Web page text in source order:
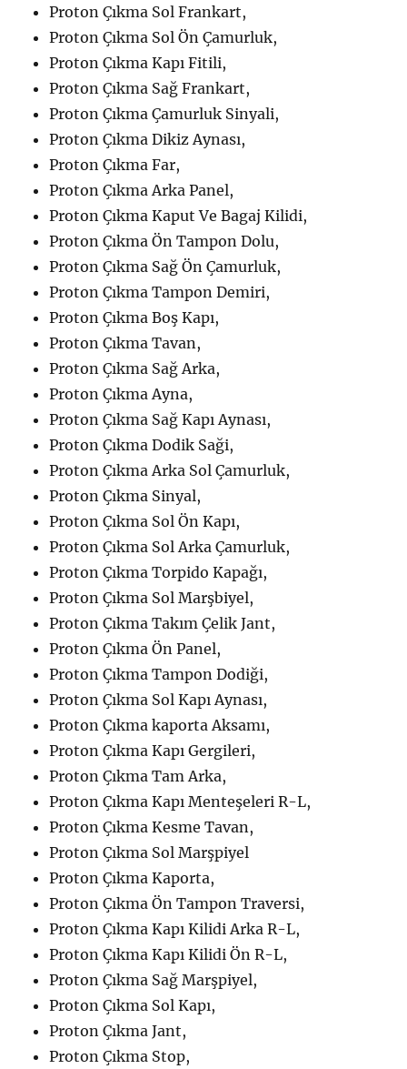
Proton Çıkma Sol Frankart,
Proton Çıkma Sol Ön Çamurluk,
Proton Çıkma Kapı Fitili,
Proton Çıkma Sağ Frankart,
Proton Çıkma Çamurluk Sinyali,
Proton Çıkma Dikiz Aynası,
Proton Çıkma Far,
Proton Çıkma Arka Panel,
Proton Çıkma Kaput Ve Bagaj Kilidi,
Proton Çıkma Ön Tampon Dolu,
Proton Çıkma Sağ Ön Çamurluk,
Proton Çıkma Tampon Demiri,
Proton Çıkma Boş Kapı,
Proton Çıkma Tavan,
Proton Çıkma Sağ Arka,
Proton Çıkma Ayna,
Proton Çıkma Sağ Kapı Aynası,
Proton Çıkma Dodik Saği,
Proton Çıkma Arka Sol Çamurluk,
Proton Çıkma Sinyal,
Proton Çıkma Sol Ön Kapı,
Proton Çıkma Sol Arka Çamurluk,
Proton Çıkma Torpido Kapağı,
Proton Çıkma Sol Marşbiyel,
Proton Çıkma Takım Çelik Jant,
Proton Çıkma Ön Panel,
Proton Çıkma Tampon Dodiği,
Proton Çıkma Sol Kapı Aynası,
Proton Çıkma kaporta Aksamı,
Proton Çıkma Kapı Gergileri,
Proton Çıkma Tam Arka,
Proton Çıkma Kapı Menteşeleri R-L,
Proton Çıkma Kesme Tavan,
Proton Çıkma Sol Marşpiyel
Proton Çıkma Kaporta,
Proton Çıkma Ön Tampon Traversi,
Proton Çıkma Kapı Kilidi Arka R-L,
Proton Çıkma Kapı Kilidi Ön R-L,
Proton Çıkma Sağ Marşpiyel,
Proton Çıkma Sol Kapı,
Proton Çıkma Jant,
Proton Çıkma Stop,